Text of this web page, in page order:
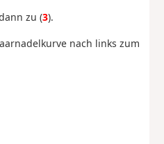
zu (3).
nach links zum